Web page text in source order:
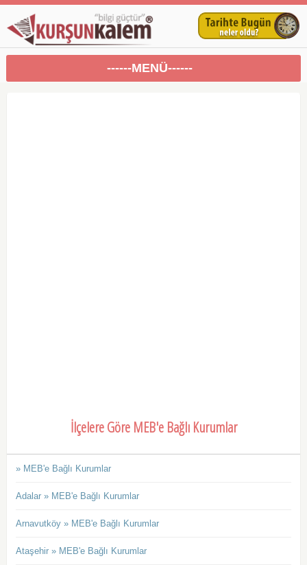
------MENÜ------
İlçelere Göre MEB'e Bağlı Kurumlar
» MEB'e Bağlı Kurumlar
Adalar » MEB'e Bağlı Kurumlar
Arnavutköy » MEB'e Bağlı Kurumlar
Ataşehir » MEB'e Bağlı Kurumlar